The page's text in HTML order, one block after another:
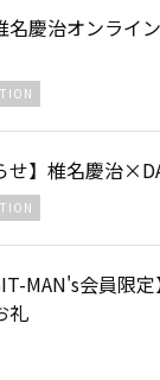
名慶治オンライ
せ】椎名慶治
MAN's会員限
礼